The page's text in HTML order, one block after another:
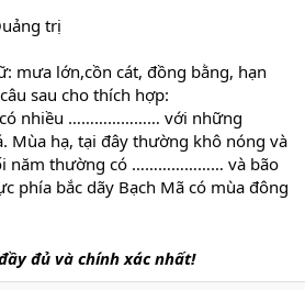
trị
mưa lớn,cồn cát, đồng bằng, hạn
sau cho thích hợp:
có nhiều ………………… với những
hạ, tại đây thường khô nóng và
thường có ………………… và bão
phía bắc dãy Bạch Mã có mùa đông
đủ và chính xác nhất!